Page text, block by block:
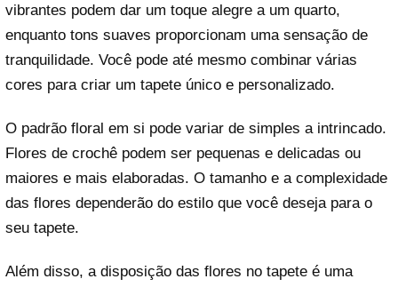
vibrantes podem dar um toque alegre a um quarto,
enquanto tons suaves proporcionam uma sensação de
tranquilidade. Você pode até mesmo combinar várias
cores para criar um tapete único e personalizado.
O padrão floral em si pode variar de simples a intrincado.
Flores de crochê podem ser pequenas e delicadas ou
maiores e mais elaboradas. O tamanho e a complexidade
das flores dependerão do estilo que você deseja para o
seu tapete.
Além disso, a disposição das flores no tapete é uma